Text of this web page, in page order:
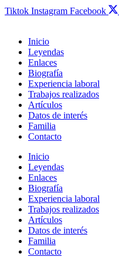
Tiktok Instagram Facebook
Inicio
Leyendas
Enlaces
Biografía
Experiencia laboral
Trabajos realizados
Artículos
Datos de interés
Familia
Contacto
Inicio
Leyendas
Enlaces
Biografía
Experiencia laboral
Trabajos realizados
Artículos
Datos de interés
Familia
Contacto